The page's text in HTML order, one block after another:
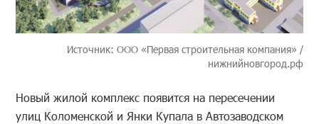
Источник: ООО «Первая строительная компания» /
нижнийновгород.рф
Новый жилой комплекс появится на пересечении
улиц Коломенской и Янки Купала в Автозаводском